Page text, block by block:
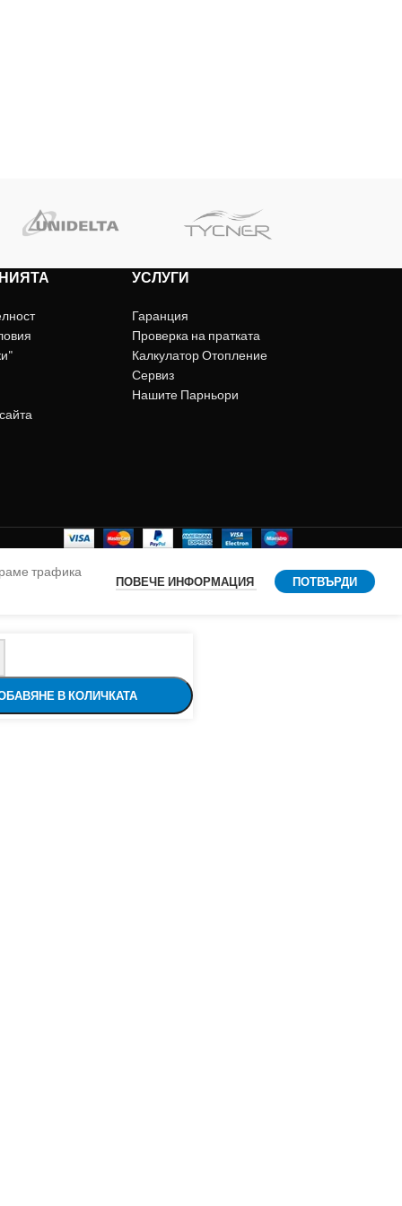
УСЛУГИ
Гаранция
Проверка на пратката
Калкулатор Отопление
Сервиз
Нашите Парньори
трафика
ПОВЕЧЕ ИНФОРМАЦИЯ ПОТВЪРДИ
В КОЛИЧКАТА